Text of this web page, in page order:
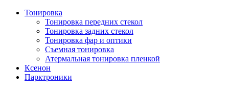
Тонировка
Тонировка передних стекол
Тонировка задних стекол
Тонировка фар и оптики
Съемная тонировка
Атермальная тонировка пленкой
Ксенон
Парктроники